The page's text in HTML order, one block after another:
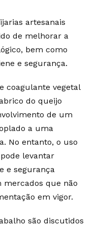
artesanais
de melhorar a
bem como
e segurança.
coagulante vegetal
do queijo
de um
a uma
No entanto, o uso
levantar
e segurança
mercados que não
em vigor.
são discutidos